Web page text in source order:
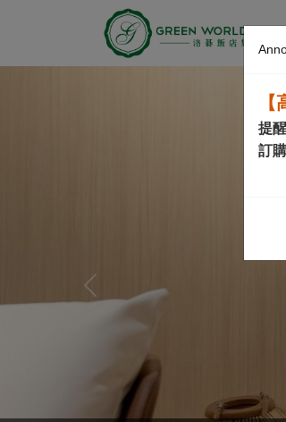
Previous
提
訂